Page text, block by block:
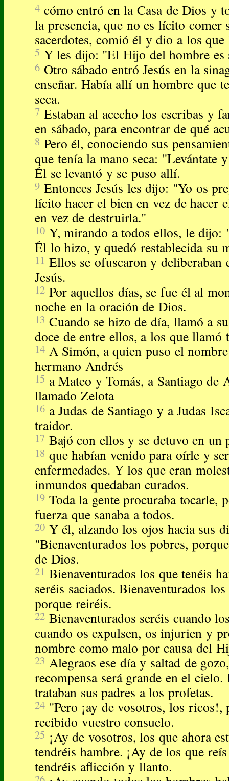
4 cómo entró en la Casa de Dios y
la presencia, que no es lícito comer
sacerdotes, comió él y dio a los que
5 Y les dijo: "El Hijo del hombre es
6 Otro sábado entró Jesús en la
enseñar. Había allí un hombre que
seca.
7 Estaban al acecho los escribas y
en sábado, para encontrar de qué
8 Pero él, conociendo sus
que tenía la mano seca: "Levántate
Él se levantó y se puso allí.
9 Entonces Jesús les dijo: "Yo os
lícito hacer el bien en vez de hacer
en vez de destruirla."
10 Y, mirando a todos ellos, le dijo:
Él lo hizo, y quedó restablecida su
11 Ellos se ofuscaron y deliberaban
Jesús.
12 Por aquellos días, se fue él al
noche en la oración de Dios.
13 Cuando se hizo de día, llamó a
doce de entre ellos, a los que llamó
14 A Simón, a quien puso el
hermano Andrés
15 a Mateo y Tomás, a Santiago de
llamado Zelota
16 a Judas de Santiago y a Judas
traidor.
17 Bajó con ellos y se detuvo en un
18 que habían venido para oírle y
enfermedades. Y los que eran
inmundos quedaban curados.
19 Toda la gente procuraba tocarle,
fuerza que sanaba a todos.
20 Y él, alzando los ojos hacia sus
"Bienaventurados los pobres,
de Dios.
21 Bienaventurados los que tenéis
seréis saciados. Bienaventurados
porque reiréis.
22 Bienaventurados seréis cuando
cuando os expulsen, os injurien y
nombre como malo por causa del
23 Alegraos ese día y saltad de
recompensa será grande en el cielo.
trataban sus padres a los profetas.
24 "Pero ¡ay de vosotros, los ricos!,
recibido vuestro consuelo.
25 ¡Ay de vosotros, los que ahora
tendréis hambre. ¡Ay de los que
tendréis aflicción y llanto.